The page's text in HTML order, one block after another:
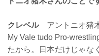
クレベルアントニオ猪木
My Vale tudo Pro-
たから。日本だけじゃな